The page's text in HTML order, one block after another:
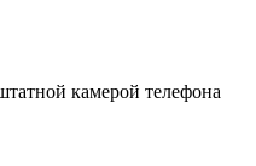
камерой телефона